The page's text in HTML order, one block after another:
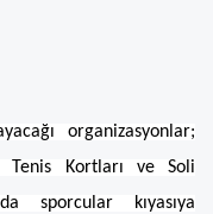
organizasyonlar;
Tenis Kortları ve Soli
sporcular kıyasıya